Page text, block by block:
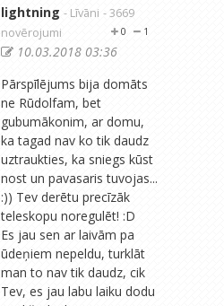
lightning - Līvāni - 3669
novērojumi
1
0
10.03.2018 03:36
Pārspīlējums bija domāts
ne Rūdolfam, bet
gubumākonim, ar domu,
ka tagad nav ko tik daudz
uztraukties, ka sniegs kūst
nost un pavasaris tuvojas...
:)) Tev derētu precīzāk
teleskopu noregulēt! :D
Es jau sen ar laivām pa
ūdeņiem nepeldu, turklāt
man to nav tik daudz, cik
Tev, es jau labu laiku dodu